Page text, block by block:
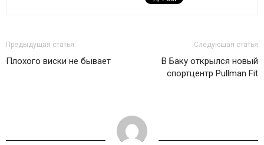
Предыдущая статья
Плохого виски не бывает
Следующая статья
В Баку открылся новый
спортцентр Pullman Fit